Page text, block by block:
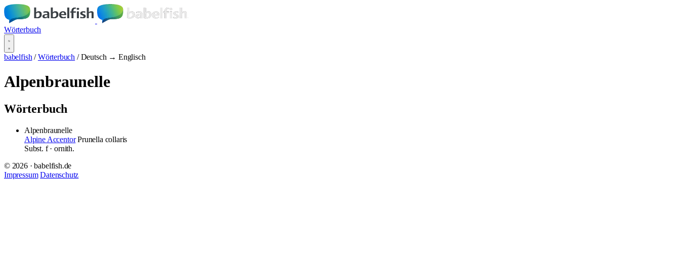
Wörterbuch
babelfish / Wörterbuch / Deutsch → Englisch
Alpenbraunelle
Wörterbuch
Alpenbraunelle
Alpine Accentor Prunella collaris
Subst. f· ornith.
© 2026 · babelfish.de
Impressum Datenschutz